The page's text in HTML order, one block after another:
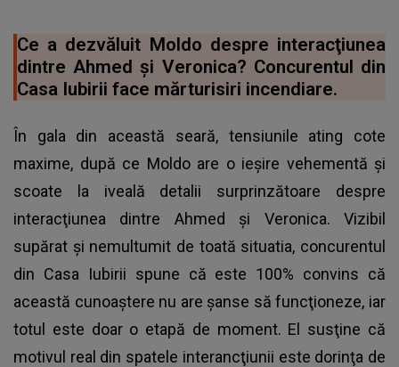
Ce a dezvăluit Moldo despre interacţiunea
dintre Ahmed și Veronica? Concurentul din
Casa Iubirii face mărturisiri incendiare.
În gala din această seară, tensiunile ating cote
maxime, după ce Moldo are o ieșire vehementă și
scoate la iveală detalii surprinzătoare despre
interacţiunea dintre Ahmed și Veronica. Vizibil
supărat și nemultumit de toată situatia, concurentul
din Casa Iubirii spune că este 100% convins că
această cunoaștere nu are șanse să funcţioneze, iar
totul este doar o etapă de moment. El susţine că
motivul real din spatele interancţiunii este dorinţa de